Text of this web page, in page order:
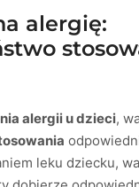
alergię:
alergii u dzieci,
leku dziecku,